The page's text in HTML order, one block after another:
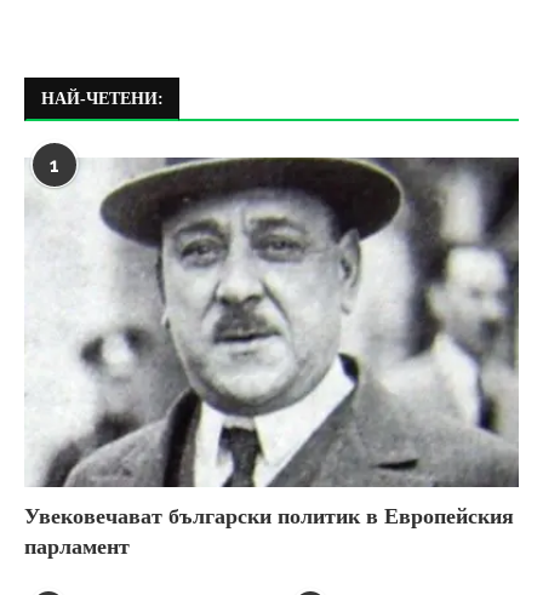
НАЙ-ЧЕТЕНИ:
1
Увековечават български политик в Европейския
парламент